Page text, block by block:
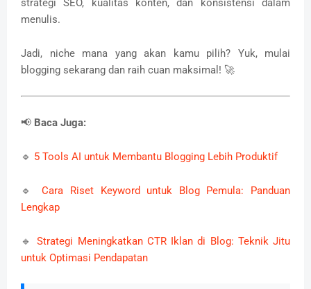
strategi SEO, kualitas konten, dan konsistensi dalam
menulis.
Jadi, niche mana yang akan kamu pilih? Yuk, mulai
blogging sekarang dan raih cuan maksimal! 🚀
📢 Baca Juga:
🔹 5 Tools AI untuk Membantu Blogging Lebih Produktif
🔹Cara Riset Keyword untuk Blog Pemula: Panduan
Lengkap
🔹Strategi Meningkatkan CTR Iklan di Blog: Teknik Jitu
untuk Optimasi Pendapatan